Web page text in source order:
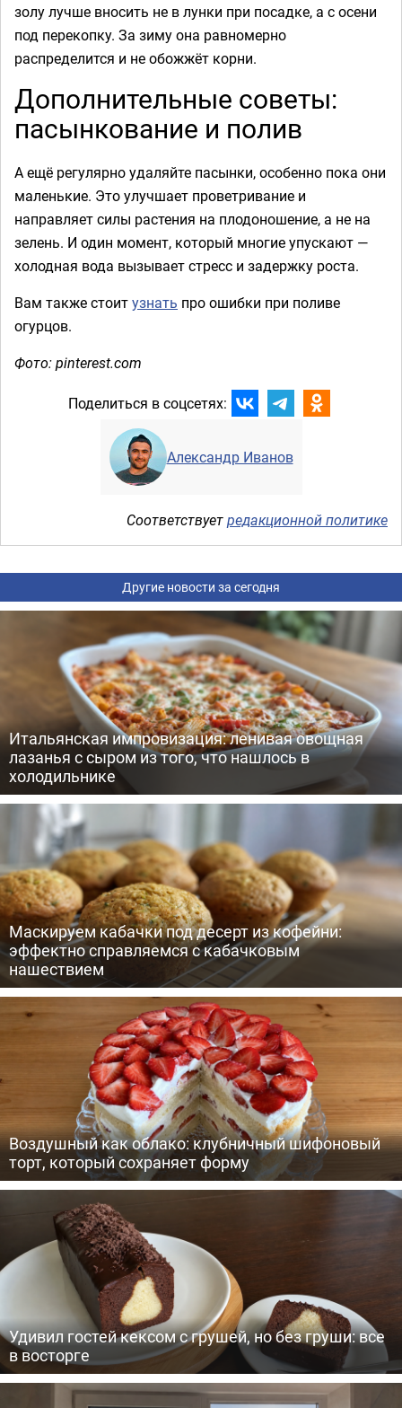
золу лучше вносить не в лунки при посадке, а с осени
под перекопку. За зиму она равномерно
распределится и не обожжёт корни.
Дополнительные советы:
пасынкование и полив
А ещё регулярно удаляйте пасынки, особенно пока они
маленькие. Это улучшает проветривание и
направляет силы растения на плодоношение, а не на
зелень. И один момент, который многие упускают —
холодная вода вызывает стресс и задержку роста.
Вам также стоитузнать про ошибки при поливе
огурцов.
Фото: pinterest.com
Поделиться в соцсетях:
Александр Иванов
Соответствуетредакционной политике
Другие новости за сегодня
Итальянская импровизация: ленивая овощная
лазанья с сыром из того, что нашлось в
холодильнике
Маскируем кабачки под десерт из кофейни:
эффектно справляемся с кабачковым
нашествием
Воздушный как облако: клубничный шифоновый
торт, который сохраняет форму
Удивил гостей кексом с грушей, но без груши: все
в восторге